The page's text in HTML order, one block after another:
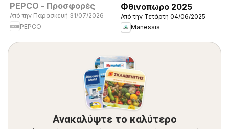
PEPCO - Προσφορές
Από την Παρασκευή 31/07/2026
PEPCO
Φθινοπωρο 2025
Από την Τετάρτη 04/06/2025
Manessis
Ανακαλύψτε το καλύτερο